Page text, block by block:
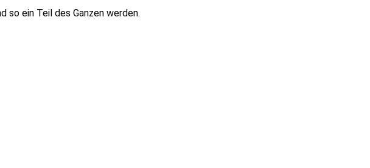
so ein Teil des Ganzen werden.